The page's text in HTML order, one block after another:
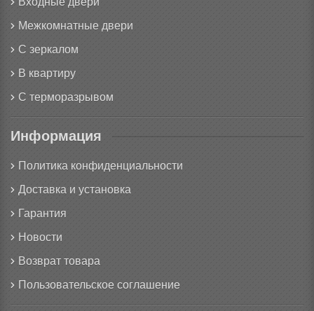
Межкомнатные двери
С зеркалом
В квартиру
С терморазрывом
Информация
Политика конфиденциальности
Доставка и установка
Гарантия
Новости
Возврат товара
Пользовательское соглашение